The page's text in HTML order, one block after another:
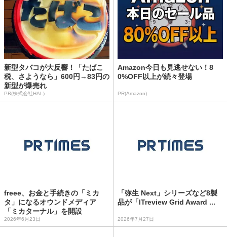
新型タバコが大反響！「たばこ
税、さようなら」600円→83円の
新型が爆売れ
PR(株式会社HAL)
Amazon今日も見逃せない！8
0%OFF以上が続々登場
PR(Amazon)
freee、お金と手続きの「ミカ
タ」になるオウンドメディア
「ミカターナル」を開設
2026年6月23日
「弥生 Next」シリーズなど8製
品が「ITreview Grid Award ...
2026年7月27日